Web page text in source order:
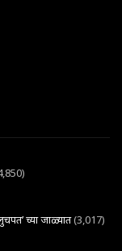
च्या जाळ्यात(3,017)